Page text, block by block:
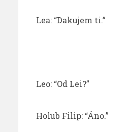
Lea: “Dakujem ti.”
Leo: “Od Lei?”
Holub Filip: “Áno.”